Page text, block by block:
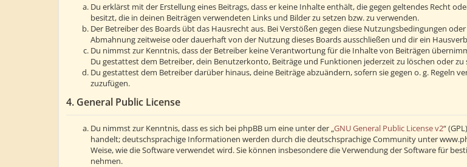
Du erklärst mit der Erstellung eines Beitrags, dass er keine Inhalte enthält, die gegen geltendes Recht
besitzt, die in deinen Beiträgen verwendeten Links und Bilder zu setzen bzw. zu verwenden.
Der Betreiber des Boards übt das Hausrecht aus. Bei Verstößen gegen diese Nutzungsbedingungen
Abmahnung zeitweise oder dauerhaft von der Nutzung dieses Boards ausschließen und dir ein
Du nimmst zur Kenntnis, dass der Betreiber keine Verantwortung für die Inhalte von Beiträgen
Du gestattest dem Betreiber, dein Benutzerkonto, Beiträge und Funktionen jederzeit zu löschen oder zu
Du gestattest dem Betreiber darüber hinaus, deine Beiträge abzuändern, sofern sie gegen o. g. Regeln
zuzufügen.
4. General Public License
Du nimmst zur Kenntnis, dass es sich bei phpBB um eine unter der „GNU General Public License v2“
handelt; deutschsprachige Informationen werden durch die deutschsprachige Community unter
Weise, wie die Software verwendet wird. Sie können insbesondere die Verwendung der Software für
nehmen.